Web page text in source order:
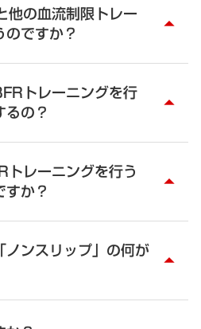
の血流制限トレー
ですか？ arrow_drop_up
医療で用いられている手法
、最適化したトレーニング
。複数の日本のトップトレ
ーニング法です。
で血流制限を行う際に、軽
果が発揮できるようなプロ
。65ｍHG～150ｍHGでも
以上の圧で血流制限
そのデータに基づいたトレー
に学んでいただきます。
めのトレーニングは、
コントロールするための圧
でいただきます。
トレーニングを行
の？ arrow_drop_up
、成長ホルモンがBFRトレ
確認しています。
のは、あまり好ましくない
仕方、トレーニングの内
果が変わってしまうからで
採血をするときの態勢（立
いです。
レーニングを行う
か？ arrow_drop_up
トレーニングを行うこと
を購入するためには、BFR
受けて購入する必要があり
ノンスリップ」の何が arrow_drop_up
が無いのでサッと装着でき